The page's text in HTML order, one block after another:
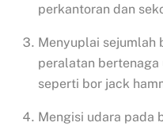
perkantoran dan
Menyuplai sejumlah
peralatan bertenaga
seperti bor jack
Mengisi udara pada